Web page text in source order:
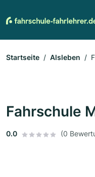
Startseite Alsleben
Fahrschule
0.0 (0